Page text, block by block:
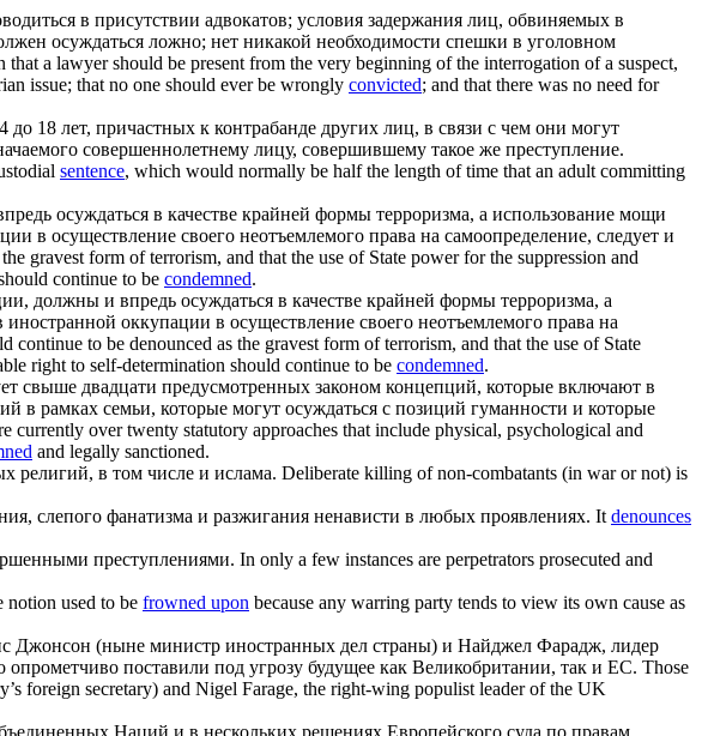
в присутствии адвокатов; условия задержания лиц, обвиняемых в
осуждаться ложно; нет никакой необходимости спешки в уголовном
that a lawyer should be present from the very beginning of the interrogation of a suspect,
issue; that no one should ever be wrongly convicted; and that there was no need for
18 лет, причастных к контрабанде других лиц, в связи с чем они могут
совершеннолетнему лицу, совершившему такое же преступление.
sentence, which would normally be half the length of time that an adult committing
осуждаться в качестве крайней формы терроризма, а использование мощи
в осуществление своего неотъемлемого права на самоопределение, следует и
gravest form of terrorism, and that the use of State power for the suppression and
continue to be condemned.
должны и впредь осуждаться в качестве крайней формы терроризма, а
оккупации в осуществление своего неотъемлемого права на
to be denounced as the gravest form of terrorism, and that the use of State
right to self-determination should continue to be condemned.
свыше двадцати предусмотренных законом концепций, которые включают в
в рамках семьи, которые могут осуждаться с позиций гуманности и которые
over twenty statutory approaches that include physical, psychological and
and legally sanctioned.
религий, в том числе и ислама. Deliberate killing of non-combatants (in war or not) is
слепого фанатизма и разжигания ненависти в любых проявлениях. It denounces
преступлениями. In only a few instances are perpetrators prosecuted and
notion used to be frowned upon because any warring party tends to view its own cause as
Джонсон (ныне министр иностранных дел страны) и Найджел Фарадж, лидер
опрометчиво поставили под угрозу будущее как Великобритании, так и ЕС. Those
foreign secretary) and Nigel Farage, the right-wing populist leader of the UK
Наций и в нескольких решениях Европейского суда по правам